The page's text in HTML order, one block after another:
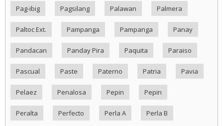
Pag-ibig Pagsilang Palawan Palmera
Paltoc Ext. Pampanga Pampanga Panay
Pandacan Panday Pira Paquita Paraiso
Pascual Paste Paterno Patria Pavia
Pelaez Penalosa Pepin Pepin
Peralta Perfecto Perla A Perla B